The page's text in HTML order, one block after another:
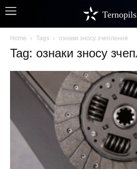
Home Tags ознаки зносу зчеплення
Tag: ознаки зносу